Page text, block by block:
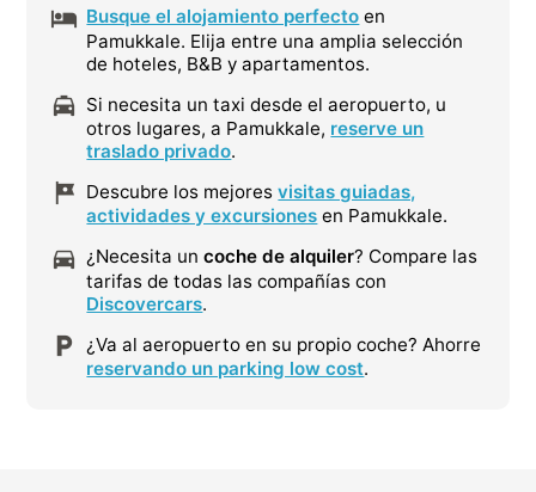
Busque el alojamiento perfecto en
Pamukkale. Elija entre una amplia selección
de hoteles, B&B y apartamentos.
Si necesita un taxi desde el aeropuerto, u
otros lugares, a Pamukkale, reserve un
traslado privado.
Descubre los mejoresvisitas guiadas,
actividades y excursiones en Pamukkale.
¿Necesita uncoche de alquiler? Compare las
tarifas de todas las compañías con
Discovercars.
¿Va al aeropuerto en su propio coche? Ahorre
reservando un parking low cost.